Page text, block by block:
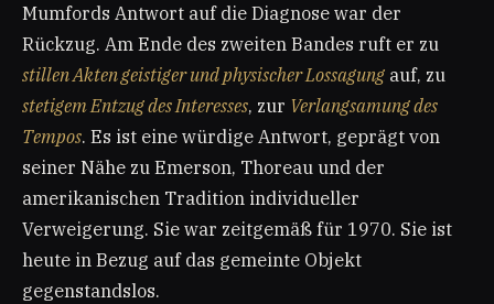
Mumfords Antwort auf die Diagnose war der
Rückzug. Am Ende des zweiten Bandes ruft er zu
stillen Akten geistiger und physischer Lossagung auf, zu
stetigem Entzug des Interesses, zur Verlangsamung des
Tempos. Es ist eine würdige Antwort, geprägt von
seiner Nähe zu Emerson, Thoreau und der
amerikanischen Tradition individueller
Verweigerung. Sie war zeitgemäß für 1970. Sie ist
heute in Bezug auf das gemeinte Objekt
gegenstandslos.